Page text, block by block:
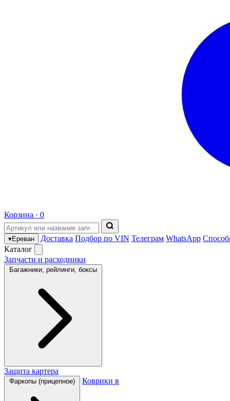
Корзина · 0
▾Ереван Доставка Подбор по VIN Телеграм WhatsApp
Каталог
Запчасти и расходники
Багажники, рейлинги, боксы
Защита картера
Фаркопы (прицепное) Коврики в